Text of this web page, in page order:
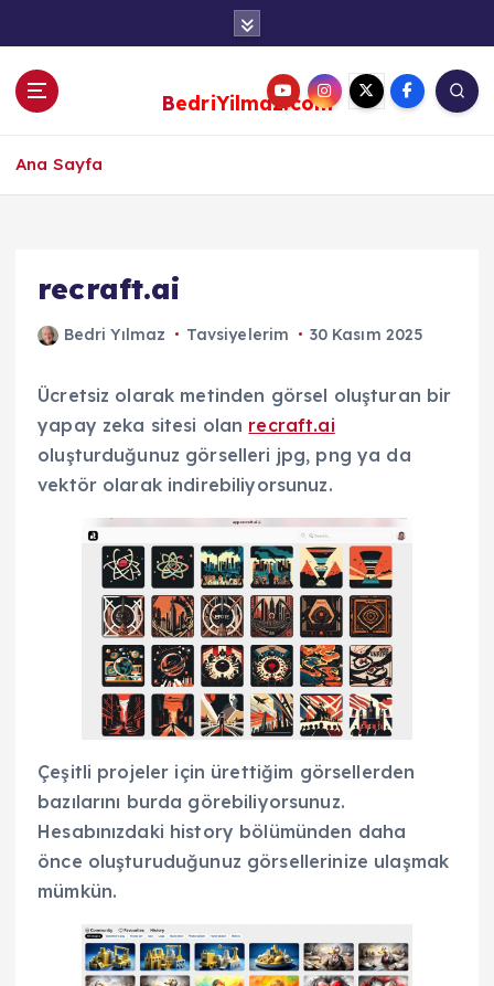
BedriYilmaz.com
Ana Sayfa
recraft.ai
Bedri Yılmaz Tavsiyelerim 30 Kasım 2025
Ücretsiz olarak metinden görsel oluşturan bir
yapay zeka sitesi olan recraft.ai
oluşturduğunuz görselleri jpg, png ya da
vektör olarak indirebiliyorsunuz.
Çeşitli projeler için ürettiğim görsellerden
bazılarını burda görebiliyorsunuz.
Hesabınızdaki history bölümünden daha
önce oluşturuduğunuz görsellerinize ulaşmak
mümkün.